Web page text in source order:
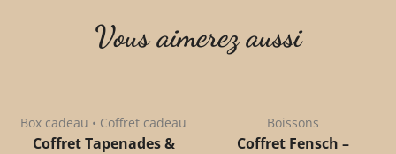
Vous aimerez aussi
Box cadeau • Coffret cadeau
Coffret Tapenades &
Boissons
Coffret Fensch –